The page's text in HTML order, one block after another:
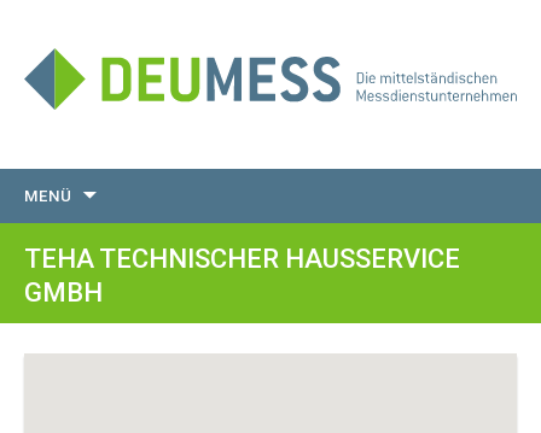
MENÜ
TEHA TECHNISCHER HAUSSERVICE
GMBH